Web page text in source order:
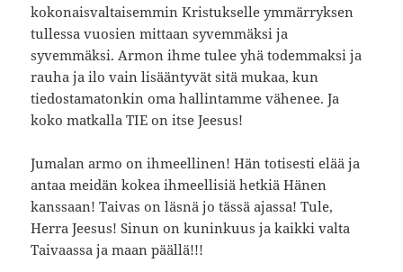
kokonaisvaltaisemmin Kristukselle ymmärryksen
tullessa vuosien mittaan syvemmäksi ja
syvemmäksi. Armon ihme tulee yhä todemmaksi ja
rauha ja ilo vain lisääntyvät sitä mukaa, kun
tiedostamatonkin oma hallintamme vähenee. Ja
koko matkalla TIE on itse Jeesus!
Jumalan armo on ihmeellinen! Hän totisesti elää ja
antaa meidän kokea ihmeellisiä hetkiä Hänen
kanssaan! Taivas on läsnä jo tässä ajassa! Tule,
Herra Jeesus! Sinun on kuninkuus ja kaikki valta
Taivaassa ja maan päällä!!!